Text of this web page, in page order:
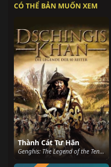
CÓ THỂ BẢN MUỐN XEM
Thành Cát Tư Hãn
Genghis: The Legend of the Ten (2012)